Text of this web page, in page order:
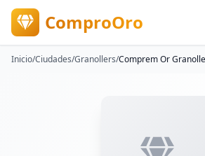
ComproOro
Inicio/Ciudades/Granollers/Comprem Or